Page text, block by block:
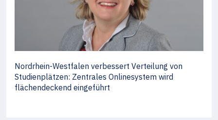
Nordrhein-Westfalen verbessert Verteilung von
Studienplätzen: Zentrales Onlinesystem wird
flächendeckend eingeführt